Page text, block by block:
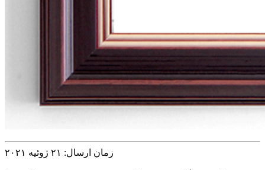
زمان ارسال: ۲۱ ژوئیه ۲۰۲۱